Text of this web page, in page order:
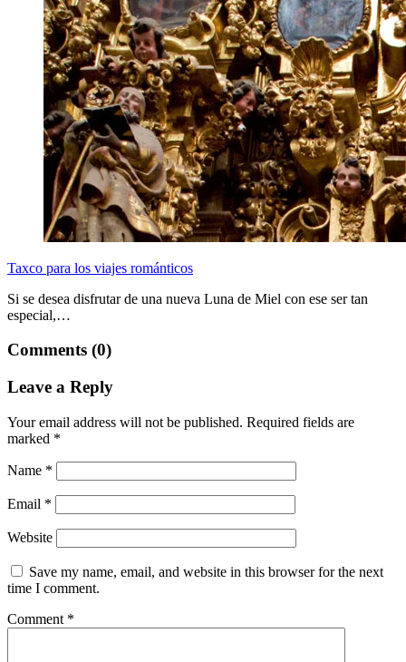
Taxco para los viajes románticos
Si se desea disfrutar de una nueva Luna de Miel con ese ser tan
especial,…
Comments (0)
Leave a Reply
Your email address will not be published. Required fields are
marked *
Name *
Email *
Website
Save my name, email, and website in this browser for the next
time I comment.
Comment *